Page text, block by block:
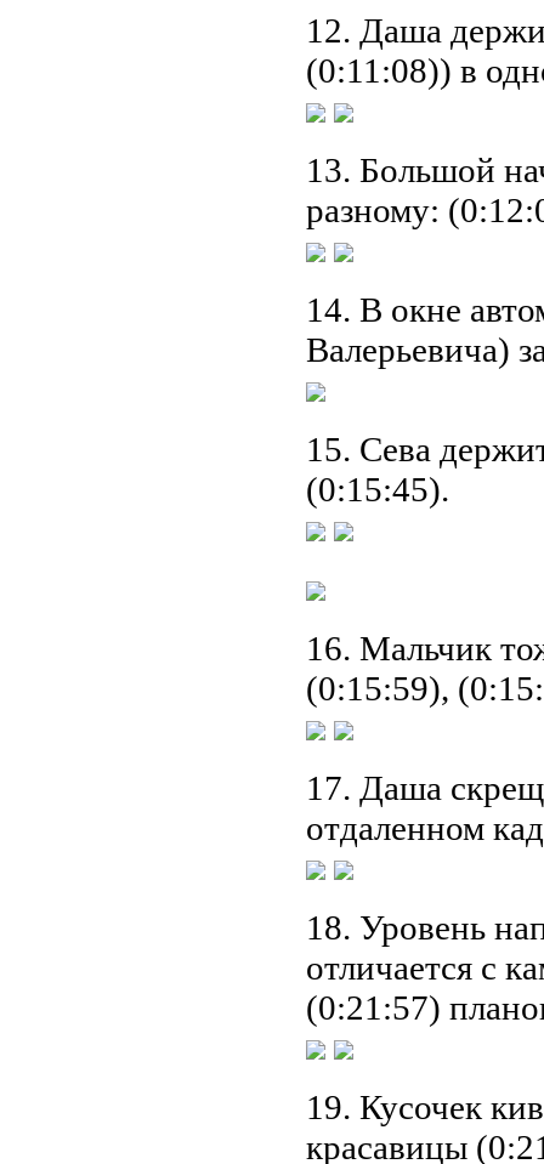
12. Даша
(0:11:08)) в
13. Большой
разному:
14. В окне
Валерьевича)
15. Сева
(0:15:45).
16. Мальчик
(0:15:59),
17. Даша
отдаленном
18. Уровень
отличается с
(0:21:57)
19. Кусочек
красавицы